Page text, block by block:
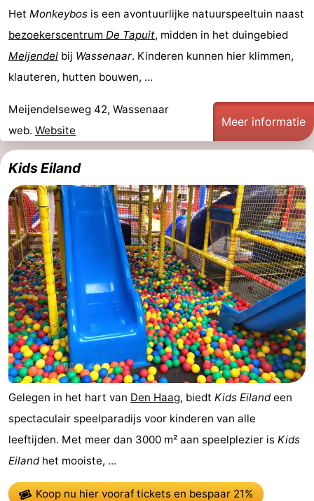
Het Monkeybos is een avontuurlijke natuurspeeltuin naast
bezoekerscentrum De Tapuit, midden in het duingebied
Meijendel bij Wassenaar. Kinderen kunnen hier klimmen,
klauteren, hutten bouwen, ...
Meijendelseweg 42, Wassenaar
web. Website
Meer informatie
Kids Eiland
Gelegen in het hart van Den Haag, biedt Kids Eilandeen
spectaculair speelparadijs voor kinderen van alle
leeftijden. Met meer dan 3000 m² aan speelplezier is Kids
Eilandhet mooiste, ...
Koop nu hier vooraf ticketsen bespaar 21%